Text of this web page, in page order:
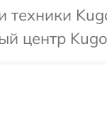
техники
центр